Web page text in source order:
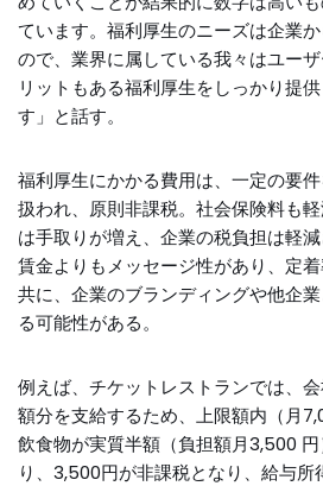
ています。福利厚生のニーズは企業
ので、業界に属している我々はユー
リットもある福利厚生をしっかり提
す」と話す。
福利厚生にかかる費用は、一定の要
扱われ、原則非課税。社会保険料も
は手取りが増え、企業の税負担は軽減
賃金よりもメッセージ性があり、定
共に、企業のブランディングや他企
る可能性がある。
例えば、チケットレストランでは、
額分を支給するため、上限額内（月
飲食物が実質半額（負担額月3,500
り、3,500円が非課税となり、給与